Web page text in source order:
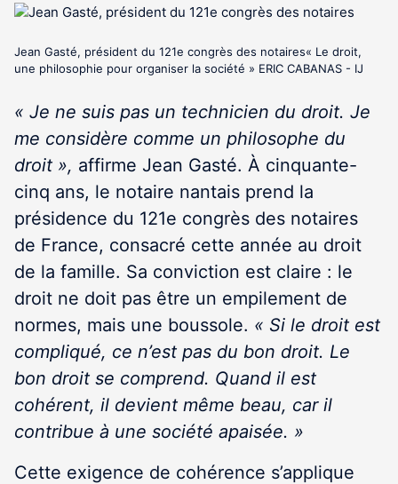
Jean Gasté, président du 121e congrès des notaires​« Le droit,
une philosophie pour organiser la société » ERIC CABANAS - IJ
« Je ne suis pas un technicien du droit. Je
me considère comme un philosophe du
droit », affirme Jean Gasté. À cinquante-
cinq ans, le notaire nantais prend la
présidence du 121e congrès des notaires
de France, consacré cette année au droit
de la famille. Sa conviction est claire : le
droit ne doit pas être un empilement de
normes, mais une boussole. « Si le droit est
compliqué, ce n’est pas du bon droit. Le
bon droit se comprend. Quand il est
cohérent, il devient même beau, car il
contribue à une société apaisée. »
Cette exigence de cohérence s’applique